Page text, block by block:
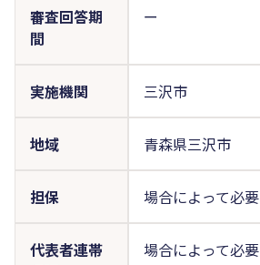
審査回答期
間
ー
実施機関 三沢市
地域 青森県三沢市
担保 場合によって必要
代表者連帯
場合によって必要